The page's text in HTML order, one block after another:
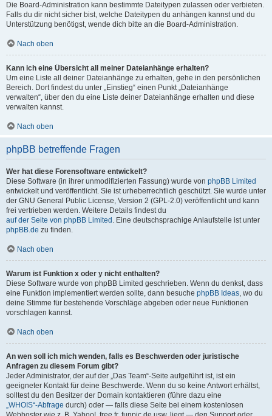
Die Board-Administration kann bestimmte Dateitypen zulassen oder verbieten.
Falls du dir nicht sicher bist, welche Dateitypen du anhängen kannst und du
Unterstützung benötigst, wende dich bitte an die Board-Administration.
Nach oben
Kann ich eine Übersicht all meiner Dateianhänge erhalten?
Um eine Liste all deiner Dateianhänge zu erhalten, gehe in den persönlichen
Bereich. Dort findest du unter „Einstieg“ einen Punkt „Dateianhänge
verwalten“, über den du eine Liste deiner Dateianhänge erhalten und diese
verwalten kannst.
Nach oben
phpBB betreffende Fragen
Wer hat diese Forensoftware entwickelt?
Diese Software (in ihrer unmodifizierten Fassung) wurde von phpBB Limited
entwickelt und veröffentlicht. Sie ist urheberrechtlich geschützt. Sie wurde unter
der GNU General Public License, Version 2 (GPL-2.0) veröffentlicht und kann
frei vertrieben werden. Weitere Details findest du
auf der Seite von phpBB Limited . Eine deutschsprachige Anlaufstelle ist unter
phpBB.de zu finden.
Nach oben
Warum ist Funktion x oder y nicht enthalten?
Diese Software wurde von phpBB Limited geschrieben. Wenn du denkst, dass
eine Funktion implementiert werden sollte, dann besuche phpBB Ideas, wo du
deine Stimme für bestehende Vorschläge abgeben oder neue Funktionen
vorschlagen kannst.
Nach oben
An wen soll ich mich wenden, falls es Beschwerden oder juristische
Anfragen zu diesem Forum gibt?
Jeder Administrator, der auf der „Das Team“-Seite aufgeführt ist, ist ein
geeigneter Kontakt für deine Beschwerde. Wenn du so keine Antwort erhältst,
solltest du den Besitzer der Domain kontaktieren (führe dazu eine
„WHOIS“-Abfrage durch) oder — falls diese Seite bei einem kostenlosen